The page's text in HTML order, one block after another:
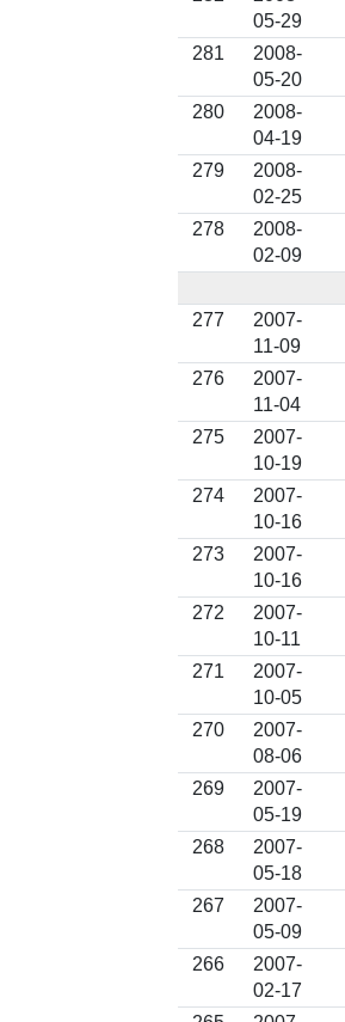
05-29
281
2008-
05-20
280
2008-
04-19
279
2008-
02-25
278
2008-
02-09
277
2007-
11-09
276
2007-
11-04
275
2007-
10-19
274
2007-
10-16
273
2007-
10-16
272
2007-
10-11
271
2007-
10-05
270
2007-
08-06
269
2007-
05-19
268
2007-
05-18
267
2007-
05-09
266
2007-
02-17